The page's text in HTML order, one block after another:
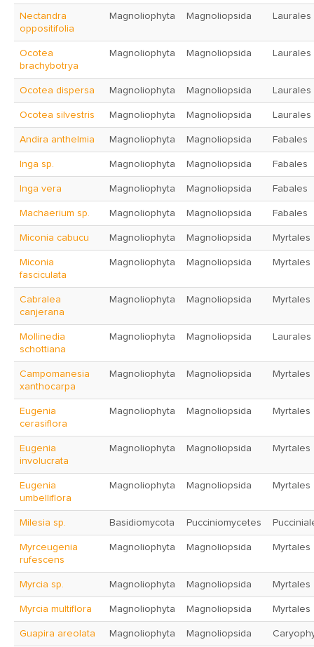
Nectandra
oppositifolia
Magnoliophyta Magnoliopsida Laurales
Ocotea
brachybotrya
Magnoliophyta Magnoliopsida Laurales
Ocotea dispersa Magnoliophyta Magnoliopsida Laurales
Ocotea silvestris Magnoliophyta Magnoliopsida Laurales
Andira anthelmia Magnoliophyta Magnoliopsida Fabales
Inga sp. Magnoliophyta Magnoliopsida Fabales
Inga vera Magnoliophyta Magnoliopsida Fabales
Machaerium sp. Magnoliophyta Magnoliopsida Fabales
Miconia cabucu Magnoliophyta Magnoliopsida Myrtales
Miconia
fasciculata
Magnoliophyta Magnoliopsida Myrtales
Cabralea
canjerana
Magnoliophyta Magnoliopsida Myrtales
Mollinedia
schottiana
Magnoliophyta Magnoliopsida Laurales
Campomanesia
xanthocarpa
Magnoliophyta Magnoliopsida Myrtales
Eugenia
cerasiflora
Magnoliophyta Magnoliopsida Myrtales
Eugenia
involucrata
Magnoliophyta Magnoliopsida Myrtales
Eugenia
umbelliflora
Magnoliophyta Magnoliopsida Myrtales
Milesia sp. Basidiomycota Pucciniomycetes
Myrceugenia
rufescens
Magnoliophyta Magnoliopsida Myrtales
Myrcia sp. Magnoliophyta Magnoliopsida Myrtales
Myrcia multiflora Magnoliophyta Magnoliopsida Myrtales
Guapira areolata Magnoliophyta Magnoliopsida